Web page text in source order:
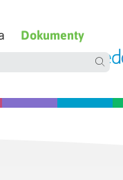
Dokumenty